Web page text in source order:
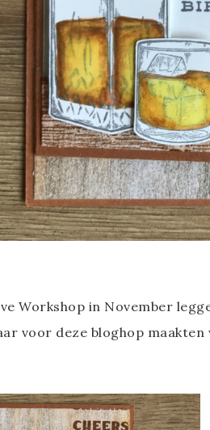
Workshop in November
voor deze bloghop maakten